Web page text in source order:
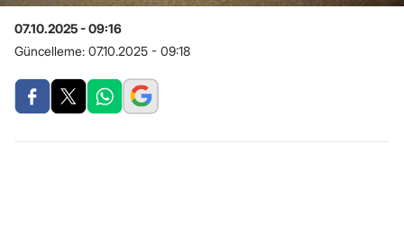
07.10.2025 - 09:16
Güncelleme: 07.10.2025 - 09:18